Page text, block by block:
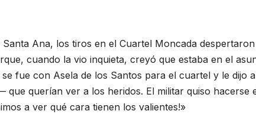
Ana, los tiros en el Cuartel Moncada
cuando la vio inquieta, creyó que estaba en el
fue con Asela de los Santos para el cuartel y le dijo
querían ver a los heridos. El militar quiso hacerse
a ver qué cara tienen los valientes!»